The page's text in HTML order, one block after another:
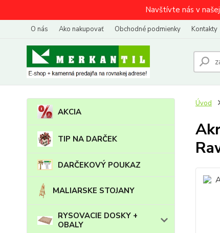
Navštívte nás v
O nás Ako nakupovať Obchodné podmienky Kontakty
AKCIA
TIP NA DARČEK
DARČEKOVÝ POUKAZ
MALIARSKE STOJANY
RYSOVACIE DOSKY +
OBALY
Úvod